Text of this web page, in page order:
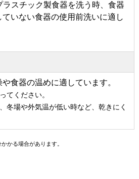
スチック製食器を洗う時、食器
いない食器の使用前洗いに適し
食器の温めに適しています。
てください。
冬場や外気温が低い時など、乾きにく
かる場合があります。